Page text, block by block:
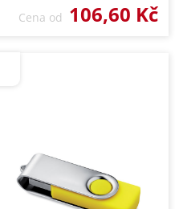
Cena od 106,60 Kč